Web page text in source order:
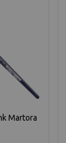
Martora